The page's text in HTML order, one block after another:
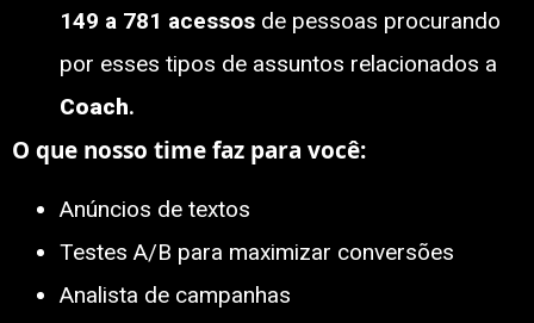
149 a 781 acessos de pessoas procurando
por esses tipos de assuntos relacionados a
Coach.
O que nosso time faz para você:
Anúncios de textos
Testes A/B para maximizar conversões
Analista de campanhas